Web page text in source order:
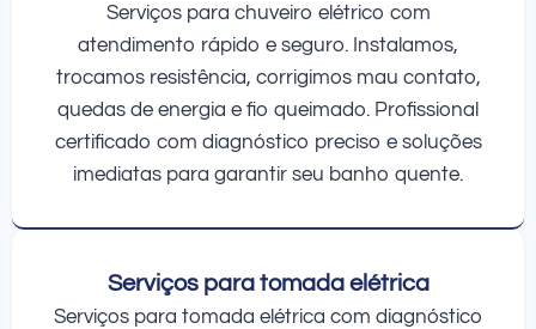
Serviços para chuveiro elétrico com
atendimento rápido e seguro. Instalamos,
trocamos resistência, corrigimos mau contato,
quedas de energia e fio queimado. Profissional
certificado com diagnóstico preciso e soluções
imediatas para garantir seu banho quente.
Serviços para tomada elétrica
Serviços para tomada elétrica com diagnóstico